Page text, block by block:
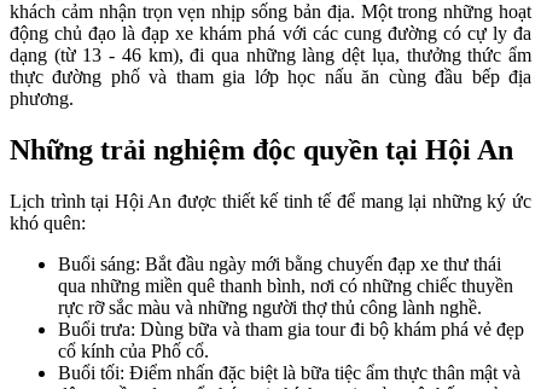
khách cảm nhận trọn vẹn nhịp sống bản địa. Một trong những hoạt
động chủ đạo là đạp xe khám phá với các cung đường có cự ly đa
dạng (từ 13 - 46 km), đi qua những làng dệt lụa, thưởng thức ẩm
thực đường phố và tham gia lớp học nấu ăn cùng đầu bếp địa
phương.
Những trải nghiệm độc quyền tại Hội An
Lịch trình tại Hội An được thiết kế tinh tế để mang lại những ký ức
khó quên:
Buổi sáng: Bắt đầu ngày mới bằng chuyến đạp xe thư thái
qua những miền quê thanh bình, nơi có những chiếc thuyền
rực rỡ sắc màu và những người thợ thủ công lành nghề.
Buổi trưa: Dùng bữa và tham gia tour đi bộ khám phá vẻ đẹp
cổ kính của Phố cổ.
Buổi tối: Điểm nhấn đặc biệt là bữa tiệc ẩm thực thân mật và